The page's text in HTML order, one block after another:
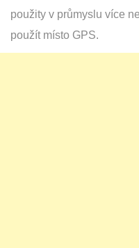
použity v průmyslu více
použít místo GPS.